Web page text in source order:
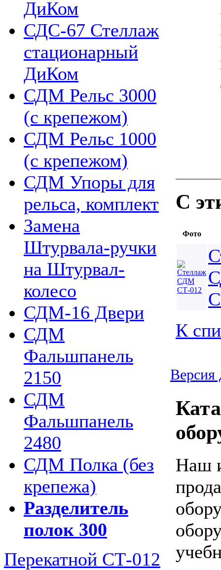
ДиКом
СДС-67 Стеллаж
стационарный
ДиКом
СДМ Рельс 3000
(с крепежом)
СДМ Рельс 1000
(с крепежом)
СДМ Упоры для
рельса, комплект
Замена
Штурвала-ручки
на Штурвал-
колесо
СДМ-16 Двери
СДМ
Фальшпанель
2150
СДМ
Фальшпанель
2480
СДМ Полка (без
крепежа)
Разделитель
полок 300
Перекатной СТ-012
С
Фото
К
Версия
Наш